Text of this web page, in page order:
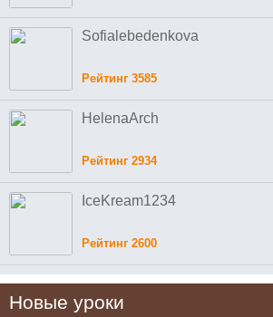
Sofialebedenkova
Рейтинг 3585
HelenaArch
Рейтинг 2934
IceKream1234
Рейтинг 2600
Новые уроки